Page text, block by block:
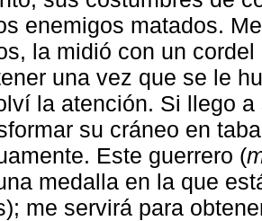
enemigos matados.
la midió con un
una vez que se le
la atención. Si llego
su cráneo en
Este guerrero (
medalla en la que
me servirá para